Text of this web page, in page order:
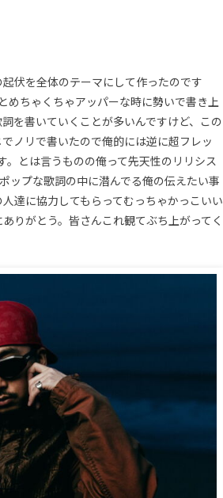
伏を全体のテーマにして作ったのです
めちゃくちゃアッパーな時に勢いで書き上
を書いていくことが多いんですけど、この
ノリで書いたので俺的には逆に超フレッ
。とは言うものの俺って先天性のリリシス
ップな歌詞の中に潜んでる俺の伝えたい事
達に協力してもらってむっちゃかっこいい
りがとう。皆さんこれ観てぶち上がってく